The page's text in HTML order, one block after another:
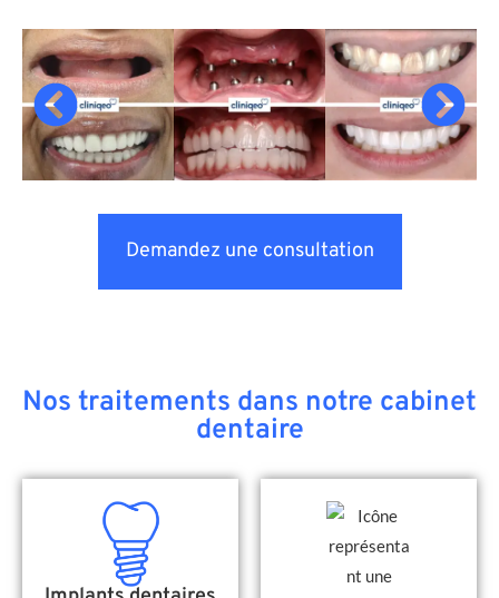
Demandez une consultation
Nos traitements dans notre cabinet
dentaire